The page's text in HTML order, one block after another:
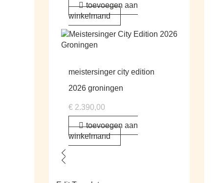
toevoegen aan
winkelmand
meistersinger city edition
2026 groningen
€ 2.390,00
toevoegen aan
winkelmand